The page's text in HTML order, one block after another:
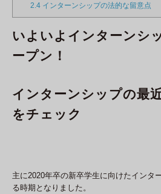
2.4インターンシップの法的な留意点
いよいよインターンシ
ープン！
インターンシップの最
をチェック
主に2020年卒の新卒学生に向けたインタ
る時期となりました。